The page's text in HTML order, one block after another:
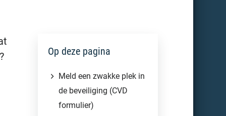
Op deze pagina
Meld een zwakke plek in
de beveiliging (CVD
formulier)